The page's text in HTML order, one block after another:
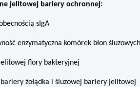
jelitowej bariery ochronnej:
sIgA
enzyma­tyczna komórek błon
flory bakteryjnej
żołądka i śluzowej bariery jelitowej